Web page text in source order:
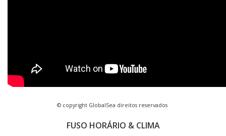
© copyright GlobalSea direitos reservados
FUSO HORÁRIO & CLIMA